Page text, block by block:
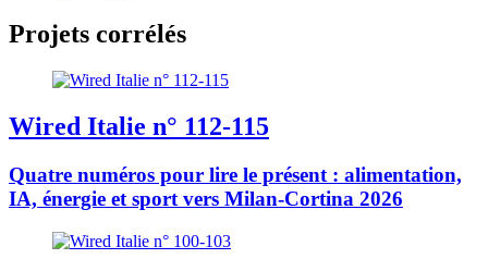
Projets corrélés
Wired Italie n° 112-115
Quatre numéros pour lire le présent : alimentation,
IA, énergie et sport vers Milan-Cortina 2026